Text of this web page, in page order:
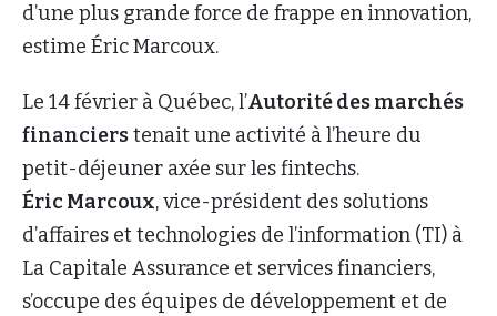
d’une plus grande force de frappe en innovation,
estime Éric Marcoux.
Le 14 février à Québec, l’Autorité des marchés
financierstenait une activité à l’heure du
petit-déjeuner axée sur les fintechs.
Éric Marcoux, vice-président des solutions
d’affaires et technologies de l’information (TI) à
La Capitale Assurance et services financiers,
s’occupe des équipes de développement et de